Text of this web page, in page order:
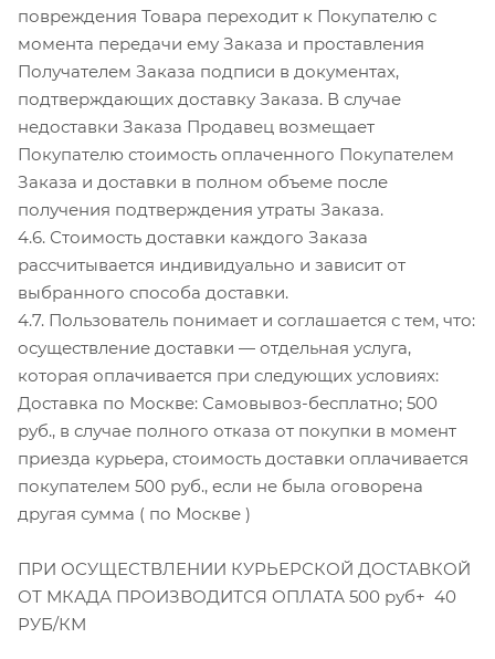
повреждения Товара переходит к Покупателю с
момента передачи ему Заказа и проставления
Получателем Заказа подписи в документах,
подтверждающих доставку Заказа. В случае
недоставки Заказа Продавец возмещает
Покупателю стоимость оплаченного Покупателем
Заказа и доставки в полном объеме после
получения подтверждения утраты Заказа.
4.6. Стоимость доставки каждого Заказа
рассчитывается индивидуально и зависит от
выбранного способа доставки.
4.7. Пользователь понимает и соглашается с тем, что:
осуществление доставки — отдельная услуга,
которая оплачивается при следующих условиях:
Доставка по Москве: Самовывоз-бесплатно; 500
руб., в случае полного отказа от покупки в момент
приезда курьера, стоимость доставки оплачивается
покупателем 500 руб., если не была оговорена
другая сумма ( по Москве )
ПРИ ОСУЩЕСТВЛЕНИИ КУРЬЕРСКОЙ ДОСТАВКОЙ
ОТ МКАДА ПРОИЗВОДИТСЯ ОПЛАТА 500 руб+ 40
РУБ/КМ